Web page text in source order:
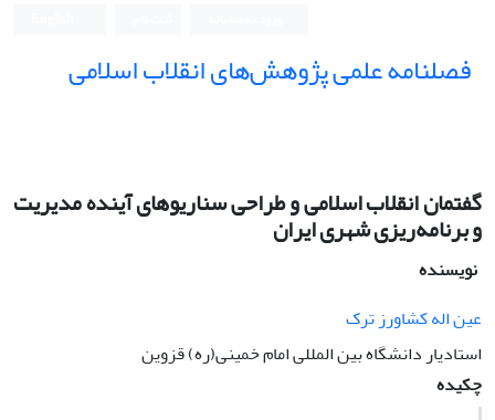
فصلنامه علمی پژوهش‌های انقلاب اسلامی
گفتمان انقلاب اسلامی و طراحی سناریوهای آینده مدیریت
و برنامه‌ریزی شهری ایران
نویسنده
عین­ اله کشاورز ترک
استادیار دانشگاه بین المللی امام خمینی(ره) قزوین
چکیده